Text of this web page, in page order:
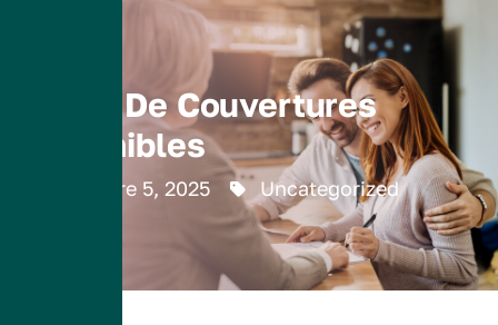
Types De Couvertures
Disponibles
novembre 5, 2025 Uncategorized